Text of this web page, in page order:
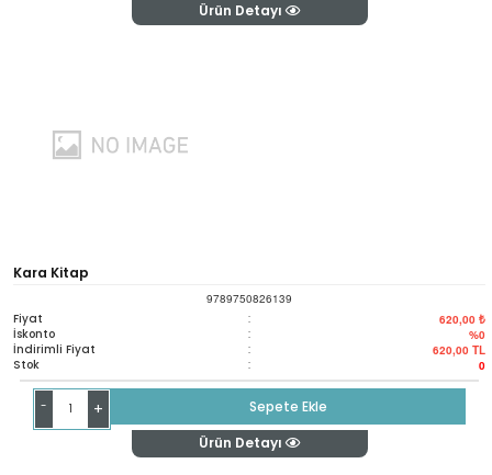
Ürün Detayı
Kara Kitap
9789750826139
Fiyat : 620,00 ₺
İskonto : %0
İndirimli Fiyat : 620,00 TL
Stok : 0
- +
Sepete Ekle
Ürün Detayı